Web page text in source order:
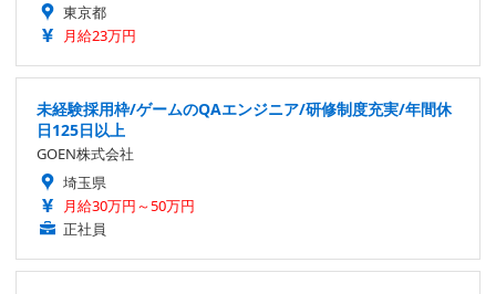
東京都
月給23万円
未経験採用枠/ゲームのQAエンジニア/研修制度充実/年間休
日125日以上
GOEN株式会社
埼玉県
月給30万円～50万円
正社員